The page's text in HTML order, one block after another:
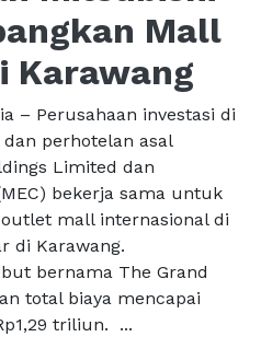
Mall
Karawang
– Perusahaan investasi di
perhotelan asal
Limited dan
bekerja sama untuk
mall internasional di
di Karawang.
bernama The Grand
total biaya mencapai
triliun. ...